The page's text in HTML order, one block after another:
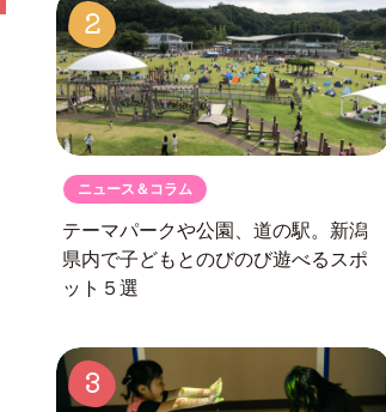
2
ニュース＆コラム
テーマパークや公園、道の駅。 新潟
県内で子どもとのびのび遊べるスポ
ット５選
3